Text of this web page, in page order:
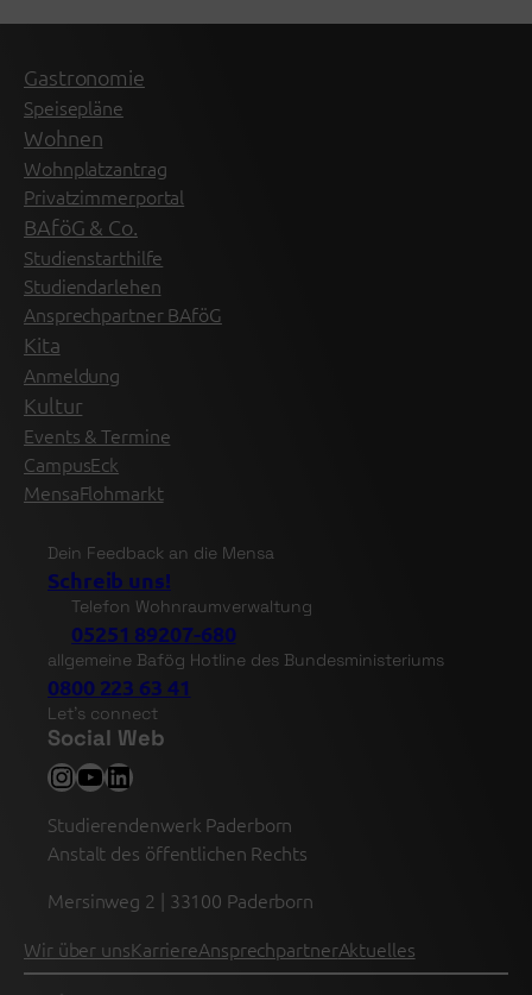
Gastronomie
Speisepläne
Wohnen
Wohnplatzantrag
Privatzimmerportal
BAföG & Co.
Studienstarthilfe
Studiendarlehen
Ansprechpartner BAföG
Kita
Anmeldung
Kultur
Events & Termine
CampusEck
MensaFlohmarkt
Dein Feedback an die Mensa
Schreib uns!
Telefon Wohnraumverwaltung
05251 89207-680
allgemeine Bafög Hotline des Bundesministeriums
0800 223 63 41
Let’s connect
Social Web
Instagram
YouTube
LinkedIn
Studierendenwerk Paderborn
Anstalt des öffentlichen Rechts
Mersinweg 2 | 33100 Paderborn
Wir über unsKarriereAnsprechpartnerAktuelles